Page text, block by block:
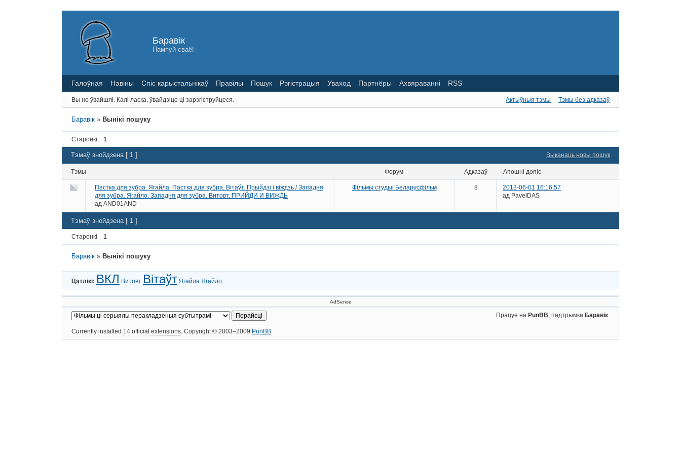
Баравік
Пампуй сваё!
Галоўная Навіны Спіс карыстальнікаў Правілы Пошук Рэгістрацыя Уваход Партнёры Ахвяраванні RSS
Вы не ўвайшлі. Калі ласка, ўвайдзіце ці зарэгіструйцеся. Актыўныя тэмы Тэмы без адказаў
Баравік » Вынікі пошуку
Старонкі 1
Выканаць новы пошук
Тэмаў знойдзена [ 1 ]
Тэмы Форум адказаў апошні допіс
Пастка для зубра. Ягайла. Пастка для зубра. Вітаўт. Прыйдзі і віждзь / Западня
для зубра. Ягайло. Западня для зубра. Витовт. ПРИЙДИ И ВИЖДЬ
ад AND01AND
Фільмы студыі Беларусфільм 8
2013-06-01 16:16:57
ад PavelDAS
Тэмаў знойдзена [ 1 ]
Старонкі 1
Баравік » Вынікі пошуку
Цэтлікі: ВКЛ Витовт Вітаўт Ягайла Ягайло
AdSense
Працуе на PunBB, падтрымка Баравік.
Currently installed 14 official extensions. Copyright © 2003–2009 PunBB.